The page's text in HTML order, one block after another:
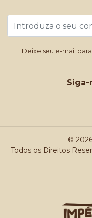
Deixe seu e-mail
Siga-
©
Todos os Direitos